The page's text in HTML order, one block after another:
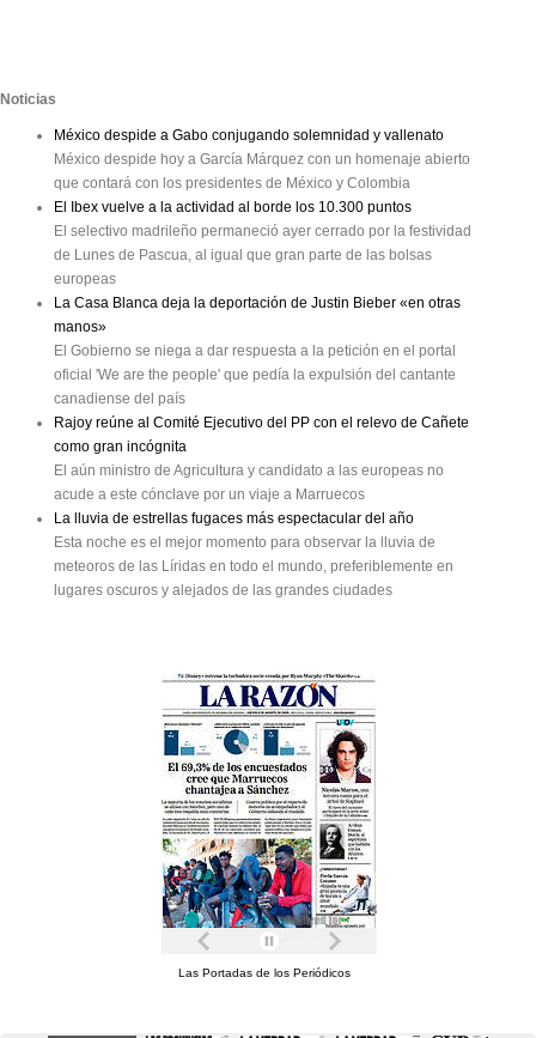
Noticias
México despide a Gabo conjugando solemnidad y vallenato
México despide hoy a García Márquez con un homenaje abierto
que contará con los presidentes de México y Colombia
El Ibex vuelve a la actividad al borde los 10.300 puntos
El selectivo madrileño permaneció ayer cerrado por la festividad
de Lunes de Pascua, al igual que gran parte de las bolsas
europeas
La Casa Blanca deja la deportación de Justin Bieber «en otras
manos»
El Gobierno se niega a dar respuesta a la petición en el portal
oficial 'We are the people' que pedía la expulsión del cantante
canadiense del país
Rajoy reúne al Comité Ejecutivo del PP con el relevo de Cañete
como gran incógnita
El aún ministro de Agricultura y candidato a las europeas no
acude a este cónclave por un viaje a Marruecos
La lluvia de estrellas fugaces más espectacular del año
Esta noche es el mejor momento para observar la lluvia de
meteoros de las Líridas en todo el mundo, preferiblemente en
lugares oscuros y alejados de las grandes ciudades
Las Portadas de los Periódicos